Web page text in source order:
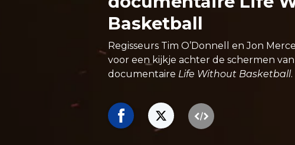
Basketball
Regisseurs Tim O’Donnell en Jon
voor een kijkje achter de schermen
documentaire Life Without Basketball.